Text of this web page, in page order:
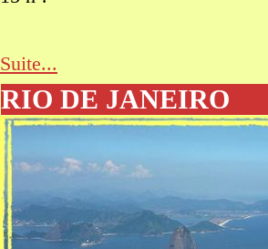
Suite...
RIO DE JANEIRO